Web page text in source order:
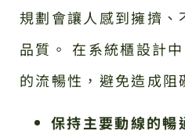
規劃會讓人感到擁擠、
品質。 在系統櫃設計
的流暢性，避免造成阻
保持主要動線的暢